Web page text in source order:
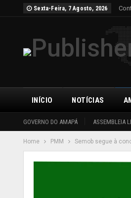
Sexta-Feira, 7 Agosto, 2026
INÍCIO
GOVERNO DO AMAPÁ ASSEMBLEIA
NOTÍCIAS
Home PMM Semob segue à